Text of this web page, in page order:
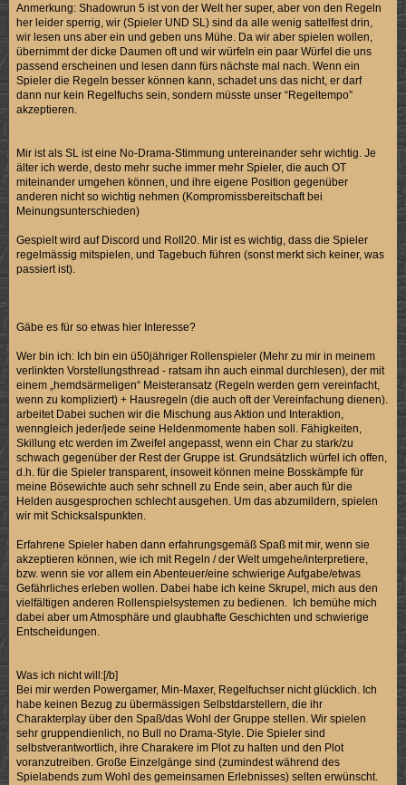
Anmerkung: Shadowrun 5 ist von der Welt her super, aber von den Regeln
her leider sperrig, wir (Spieler UND SL) sind da alle wenig sattelfest drin,
wir lesen uns aber ein und geben uns Mühe. Da wir aber spielen wollen,
übernimmt der dicke Daumen oft und wir würfeln ein paar Würfel die uns
passend erscheinen und lesen dann fürs nächste mal nach. Wenn ein
Spieler die Regeln besser können kann, schadet uns das nicht, er darf
dann nur kein Regelfuchs sein, sondern müsste unser “Regeltempo”
akzeptieren.
Mir ist als SL ist eine No-Drama-Stimmung untereinander sehr wichtig. Je
älter ich werde, desto mehr suche immer mehr Spieler, die auch OT
miteinander umgehen können, und ihre eigene Position gegenüber
anderen nicht so wichtig nehmen (Kompromissbereitschaft bei
Meinungsunterschieden)
Gespielt wird auf Discord und Roll20. Mir ist es wichtig, dass die Spieler
regelmässig mitspielen, und Tagebuch führen (sonst merkt sich keiner, was
passiert ist).
Gäbe es für so etwas hier Interesse?
Wer bin ich: Ich bin ein ü50jähriger Rollenspieler (Mehr zu mir in meinem
verlinkten Vorstellungsthread - ratsam ihn auch einmal durchlesen), der mit
einem „hemdsärmeligen“ Meisteransatz (Regeln werden gern vereinfacht,
wenn zu kompliziert) + Hausregeln (die auch oft der Vereinfachung dienen).
arbeitet Dabei suchen wir die Mischung aus Aktion und Interaktion,
wenngleich jeder/jede seine Heldenmomente haben soll. Fähigkeiten,
Skillung etc werden im Zweifel angepasst, wenn ein Char zu stark/zu
schwach gegenüber der Rest der Gruppe ist. Grundsätzlich würfel ich offen,
d.h. für die Spieler transparent, insoweit können meine Bosskämpfe für
meine Bösewichte auch sehr schnell zu Ende sein, aber auch für die
Helden ausgesprochen schlecht ausgehen. Um das abzumildern, spielen
wir mit Schicksalspunkten.
Erfahrene Spieler haben dann erfahrungsgemäß Spaß mit mir, wenn sie
akzeptieren können, wie ich mit Regeln / der Welt umgehe/interpretiere,
bzw. wenn sie vor allem ein Abenteuer/eine schwierige Aufgabe/etwas
Gefährliches erleben wollen. Dabei habe ich keine Skrupel, mich aus den
vielfältigen anderen Rollenspielsystemen zu bedienen. Ich bemühe mich
dabei aber um Atmosphäre und glaubhafte Geschichten und schwierige
Entscheidungen.
Was ich nicht will:[/b]
Bei mir werden Powergamer, Min-Maxer, Regelfuchser nicht glücklich. Ich
habe keinen Bezug zu übermässigen Selbstdarstellern, die ihr
Charakterplay über den Spaß/das Wohl der Gruppe stellen. Wir spielen
sehr gruppendienlich, no Bull no Drama-Style. Die Spieler sind
selbstverantwortlich, ihre Charakere im Plot zu halten und den Plot
voranzutreiben. Große Einzelgänge sind (zumindest während des
Spielabends zum Wohl des gemeinsamen Erlebnisses) selten erwünscht.